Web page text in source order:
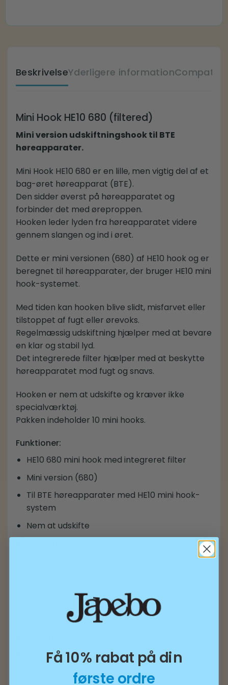
BeskrivelseYderligere information
Mini Hook HE10 680 (filtered)
Mini version udskiftningshook til BTE
høreapparater.
Mini Hook HE10 680 er en lille, men vigtig del af et
bag-øret høreapparat (BTE).
Den sidder øverst på høreapparatet og
forbinder det med øreproppen.
Hooken leder lyden fra høreapparatet videre
gennem slangen og ind i øret.
Dette er mini versionen (680) af HE10 hook og er
beregnet til høreapparater, der bruger HE10 mini
hook-systemet.
Med tiden kan hooken blive slidt, misfarvet eller
tilstoppet af fugt eller ørevoks.
Regelmæssig udskiftning hjælper med at bevare
en klar og stabil lyd.
Det integrerede filter hjælper med at beskytte
høreapparatet mod fugt og snavs.
Hooken er nem at udskifte og kræver ikke
specialværktøj.
Pakken indeholder 10 mini hooks.
Funktioner:
HE10 680 mini hook med integreret filter
Mini version (680)
Til BTE høreapparater med HE10 mini hook-
system
Nem at udskifte
og serier, herunder:
CassiaFå 10% rabat på din
første ordre